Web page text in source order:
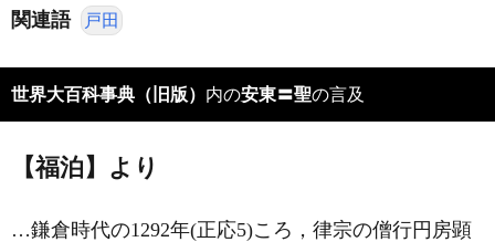
関連語 戸田
世界大百科事典（旧版） 内の安東〓聖の言及
【福泊】より
…鎌倉時代の1292年(正応5)ころ，律宗の僧行円房顕